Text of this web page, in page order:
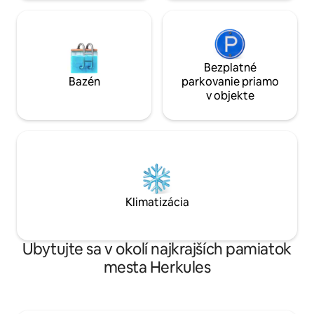
Bazén
Bezplatné
parkovanie priamo
v objekte
Klimatizácia
Ubytujte sa v okolí najkrajších pamiatok
mesta Herkules